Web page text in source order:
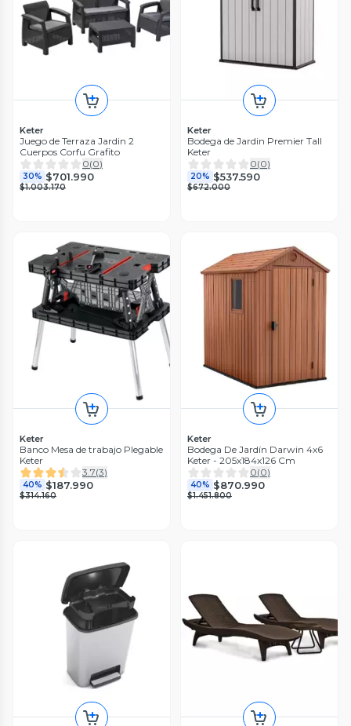
Keter
Juego de Terraza Jardin 2
Cuerpos Corfu Grafito
0(0)
30% $701.990
$1.003.170
Keter
Bodega de Jardin Premier Tall
Keter
0(0)
20% $537.590
$672.000
Keter
Banco Mesa de trabajo Plegable
Keter
3.7(3)
40% $187.990
$314.160
Keter
Bodega De Jardín Darwin 4x6
Keter - 205x184x126 Cm
0(0)
40% $870.990
$1.451.800